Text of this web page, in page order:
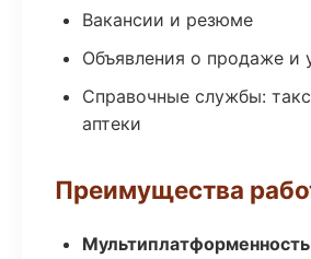
Вакансии и резюме
Объявления о продаже и
Справочные службы:
аптеки
Преимущества